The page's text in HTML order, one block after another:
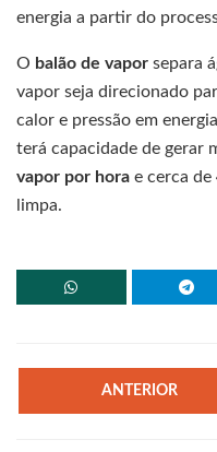
energia a partir do
O balão de vapor separa
vapor seja direcionado
calor e pressão em
terá capacidade de gerar
vapor por hora e cerca de
limpa.
ANTERIOR